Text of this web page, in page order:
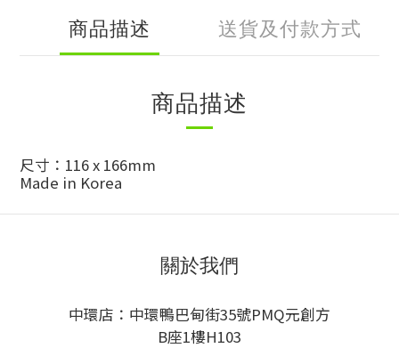
商品描述 送貨及付款方式
商品描述
尺寸：116 x 166mm
Made in Korea
關於我們
中環店：中環鴨巴甸街35號PMQ元創方
B座1樓H103